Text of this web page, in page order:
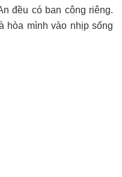
đều có ban công riêng.
hòa mình vào nhịp sống